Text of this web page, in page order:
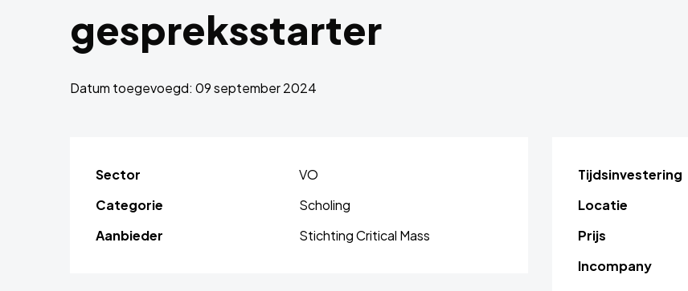
gespreksstarter
Datum toegevoegd: 09 september 2024
Sector
VO
Categorie
Scholing
Aanbieder
Stichting Critical Mass
Tijdsinvestering
Locatie
Prijs
Incompany